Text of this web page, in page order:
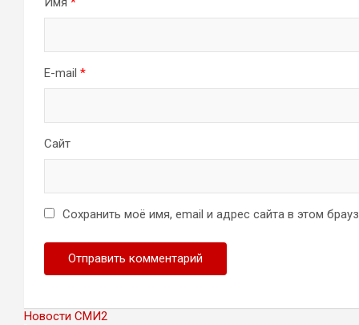
E-mail *
Сайт
Сохранить моё имя, email и адрес сайта в этом
Новости СМИ2